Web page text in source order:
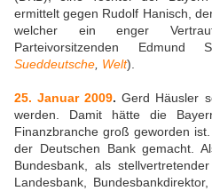
ermittelt gegen Rudolf Hanisch,
welcher ein enger
Parteivorsitzenden
Sueddeutsche Welt).
25. Januar 2009. Gerd Häusler
werden. Damit hätte die
Finanzbranche groß geworden
der Deutschen Bank gemacht.
Bundesbank, als
Landesbank,